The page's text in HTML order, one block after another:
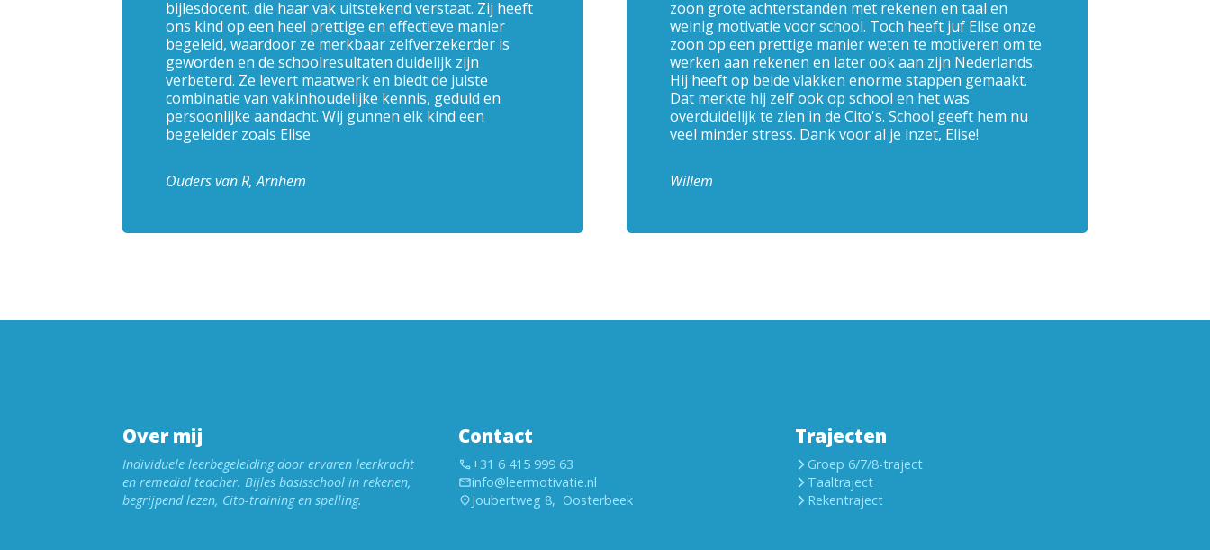
bijlesdocent, die haar vak uitstekend verstaat. Zij heeft
ons kind op een heel prettige en effectieve manier
begeleid, waardoor ze merkbaar zelfverzekerder is
geworden en de schoolresultaten duidelijk zijn
verbeterd. Ze levert maatwerk en biedt de juiste
combinatie van vakinhoudelijke kennis, geduld en
persoonlijke aandacht. Wij gunnen elk kind een
begeleider zoals Elise
Ouders van R, Arnhem
zoon grote achterstanden met rekenen en taal en
weinig motivatie voor school. Toch heeft juf Elise onze
zoon op een prettige manier weten te motiveren om te
werken aan rekenen en later ook aan zijn Nederlands.
Hij heeft op beide vlakken enorme stappen gemaakt.
Dat merkte hij zelf ook op school en het was
overduidelijk te zien in de Cito's. School geeft hem nu
veel minder stress. Dank voor al je inzet, Elise!
Willem
Over mij
Individuele leerbegeleiding door ervaren leerkracht
en remedial teacher. Bijles basisschool in rekenen,
begrijpend lezen, Cito-training en spelling.
Contact
+31 6 415 999 63
info@leermotivatie.nl
Joubertweg 8, Oosterbeek
Trajecten
Groep 6/7/8-traject
Taaltraject
Rekentraject